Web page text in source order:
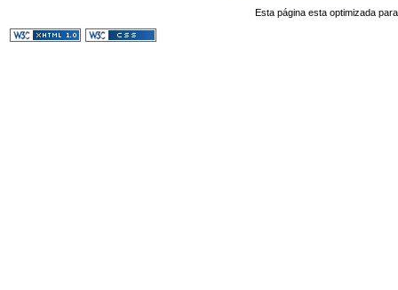
Esta página esta optimizada